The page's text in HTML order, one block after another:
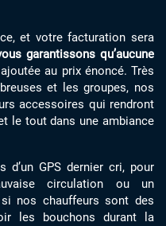
et votre facturation sera
garantissons qu’aucune
au prix énoncé. Très
et les groupes, nos
accessoires qui rendront
le tout dans une ambiance
d’un GPS dernier cri, pour
circulation ou un
nos chauffeurs sont des
les bouchons durant la